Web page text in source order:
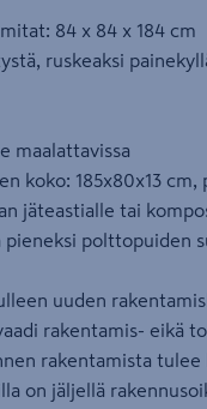
84 x 84 x 184 cm
ruskeaksi
maalattavissa
koko: 185x80x13 cm,
jäteastialle tai
pieneksi polttopuiden
uuden
rakentamis- eikä
rakentamista
on jäljellä